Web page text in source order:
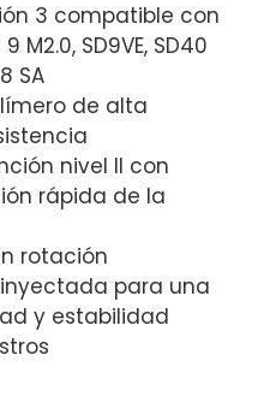
3 compatible con
M2.0, SD9VE, SD40
SA
de alta
nivel II con
rápida de la
rotación
para una
y estabilidad